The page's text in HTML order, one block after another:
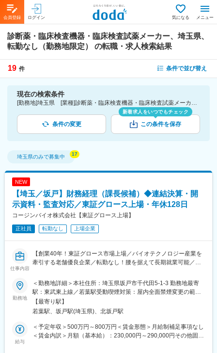
会員登録 ログイン 気になる メニュー
診断薬・臨床検査機器・臨床検査試薬メーカー、埼玉県、
転勤なし（勤務地限定）
の転職・求人検索結果
19 件 条件で並び替え
現在の検索条件
[勤務地]埼玉県 [業種]診断薬・臨床検査機器・臨床検査試薬メーカー-医薬品・医療機器・ライフサイエンス・医療系サービス [こだわり条件ピックアップ]転勤なし（勤務地限定） [詳細条件](募集・採用情報)転勤なし（勤務地限定）
条件の変更
新着求人をいつでもチェック
この条件を保存
埼玉県のみで募集中
NEW
【埼玉／坂戸】財務経理（課長候補）◆連結決算・開
示資料・監査対応／東証グロース上場・年休128日
コージンバイオ株式会社【東証グロース上場】
正社員 転勤なし 上場企業
仕事内容
【創業40年！東証グロース市場上場／バイオテクノロジー産業を
牽引する老舗優良企業／転勤なし！腰を据えて長期就業可能／年
金制度有り】
■はじめに：
当社は再生医療やワクチン製造、微生物検査にも貢献する「培
地」やウイルス検査用製品の製造を手がける企業です。
今回は財務経理部門において課長候補としてご活躍いただきま
す。
勤務地
＜勤務地詳細＞本社住所：埼玉県坂戸市千代田5-1-3 勤務地最寄
駅：東武東上線／若葉駅受動喫煙対策：屋内全面禁煙変更の範
囲：会社の定める事業所
【最寄り駅】
若葉駅、坂戸駅(埼玉県)、北坂戸駅
給与
＜予定年収＞500万円～800万円＜賃金形態＞月給制補足事項なし
＜賃金内訳＞月額（基本給）：230,000円～290,000円その他固定